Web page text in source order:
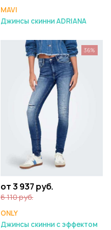
MAVI
Джинсы скинни ADRIANA
от 3 937 руб.
6 110 руб.
ONLY
Джинсы скинни с эффектом
36%